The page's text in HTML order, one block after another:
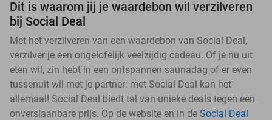
Dit is waarom jij je waardebon wil verzilveren
bij Social Deal
Met het verzilveren van een waardebon van Social Deal,
verzilver je een ongelofelijk veelzijdig cadeau. Of je nu uit
eten wil, zin hebt in een ontspannen saunadag of er even
tussenuit wil met je partner: met Social Deal kan het
allemaal! Social Deal biedt tal van unieke deals tegen een
onverslaanbare prijs. Op de website en in de Social Deal